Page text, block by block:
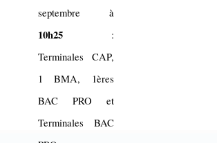
septembre à
10h25 :
Terminales CAP,
1 BMA, 1ères
BAC PRO et
Terminales BAC